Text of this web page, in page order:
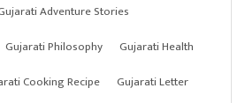
Adventure Stories
Gujarati Philosophy
Gujarati Health
Cooking Recipe
Gujarati Letter